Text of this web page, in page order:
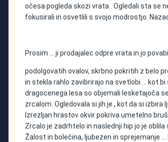
očesa pogleda skozi vrata . Ogledali sta se
fokusirali in osvetlili s svojo modrostjo.
Prosim … ji prodajalec odpre vrata in jo
podolgovatih ovalov, skrbno pokritih z belo
in stekla rahlo zavibrirajo na svetlobi ... kot
dragocenega lesa so objemali lesketajoča
zrcalom. Ogledovala si jih je , kot da si
Izrezljan hrastov okvir pokriva umetelno
Zrcalo je zadrhtelo in naslednji hip jo je
Žalost in bolečina, ljubezen in sprejemanje